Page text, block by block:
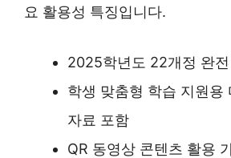
요 활용성 특징입니다.
2025학년도 22개정 완전
학생 맞춤형 학습 지원용
자료 포함
QR 동영상 콘텐츠 활용